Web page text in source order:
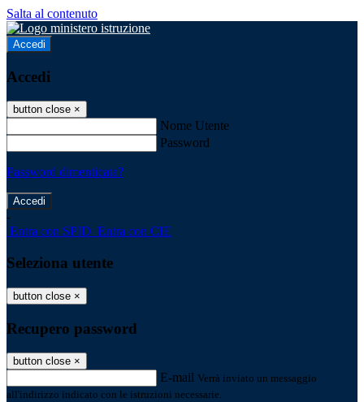
Salta al contenuto
Accedi
Accedi
button close ×
Nome Utente
Password
Password dimenticata?
-
Entra con SPID Entra con CIE
Seleziona utente
button close ×
Recupero password
button close ×
E-mail Verrà inviato un messaggio
all'indirizzo indicato con le istruzioni necessarie.